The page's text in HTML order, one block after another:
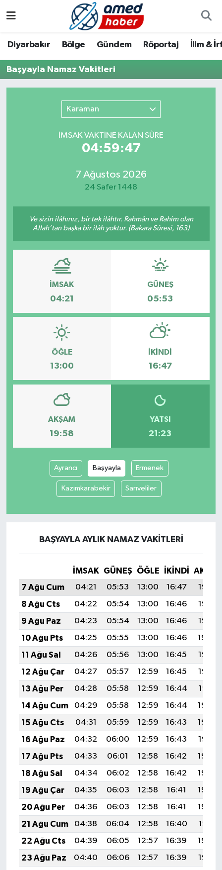
Diyarbakır Bölge Gündem Röportaj İlim &
Başyayla Namaz Vakitleri
Karaman
İMSAK VAKTİNE KALAN SÜRE
04:59:47
7 Ağustos 2026
24 Safer 1448
Ve sizin ilâhınız, bir tek ilâhtır. Rahmân ve Rahîm olan
Allah’tan başka bir ilâh yoktur. (Bakara Sûresi, 163)
İMSAK
04:21
GÜNEŞ
05:53
ÖĞLE
13:00
İKINDI
16:47
AKŞAM
19:58
YATSI
21:23
Ayrancı Başyayla Ermenek
Kazımkarabekir Sarıveliler
BAŞYAYLA AYLIK NAMAZ VAKITLERI
İMSAK GÜNEŞ ÖĞLE İKINDI
7 Ağu Cum
04:21 05:53 13:00 16:47
19:58
8 Ağu Cts
04:22 05:54 13:00 16:46
19:57
9 Ağu Paz
04:23 05:54 13:00 16:46
19:55
10 Ağu Pts
04:25 05:55 13:00 16:46
19:54
11 Ağu Sal
04:26 05:56 13:00 16:45
19:53
12 Ağu Çar
04:27 05:57 12:59 16:45
19:52
13 Ağu Per
04:28 05:58 12:59 16:44
19:51
14 Ağu Cum
04:29 05:58 12:59 16:44
19:50
15 Ağu Cts
04:31 05:59 12:59 16:43
19:49
16 Ağu Paz
04:32 06:00 12:59 16:43
19:47
17 Ağu Pts
04:33 06:01 12:58 16:42
19:46
18 Ağu Sal
04:34 06:02 12:58 16:42
19:45
19 Ağu Çar
04:35 06:03 12:58 16:41
19:44
20 Ağu Per
04:36 06:03 12:58 16:41
19:42
21 Ağu Cum
04:38 06:04 12:58 16:40
19:41
22 Ağu Cts
04:39 06:05 12:57 16:39
19:40
23 Ağu Paz
04:40 06:06 12:57 16:39
19:38
Bölge
Röportaj
Foto Galeri
Yazarlar
Aile
Asayiş
Bilim & Teknoloji
Ekonomi
Genel
Güncel
İlim & İrfan
Kültür & Sanat
KURDÎ
Sağlık & Yaşam
Diyarbakır Hava Durumu
Diyarbakır Namaz Vakitleri
Diyarbakır Trafik Yoğunluk Haritası
Süper Lig Puan Durumu ve Fikstür
Son Dakika Haberleri
Haber Arşivi